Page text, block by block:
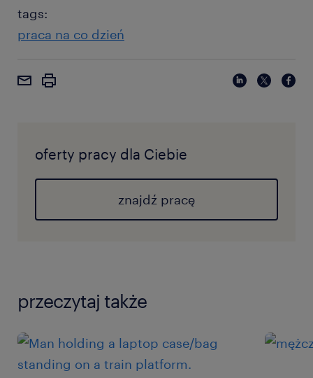
tags:
praca na co dzień
oferty pracy dla Ciebie
znajdź pracę
przeczytaj także